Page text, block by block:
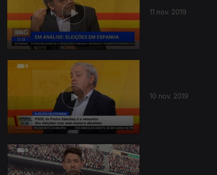
11 nov. 2019
10 nov. 2019